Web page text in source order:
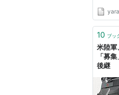
稿日：
| /
10 ブッ
米陸軍
「募
後継